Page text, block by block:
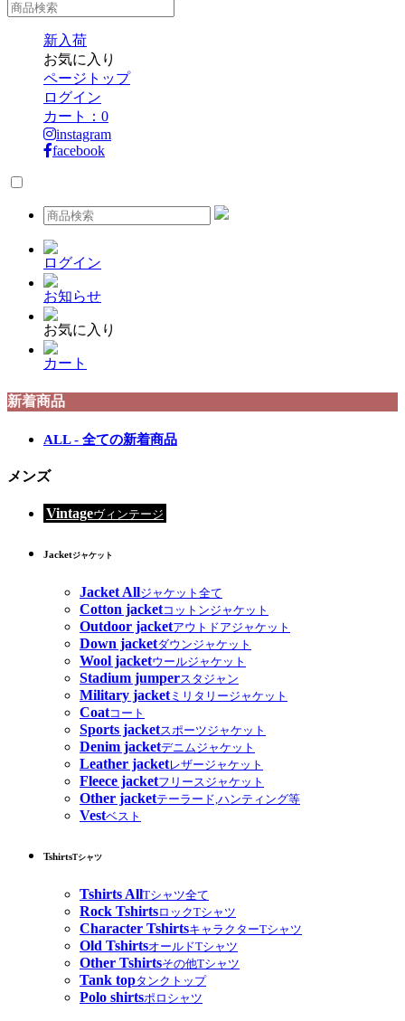
新入荷
お気に入り
ページトップ
ログイン
カート： 0
instagram
facebook
ログイン
お知らせ
お気に入り
カート
新着商品
ALL - 全ての新着商品
メンズ
Vintageヴィンテージ
Jacketジャケット
Jacket Allジャケット全て
Cotton jacketコットンジャケット
Outdoor jacketアウトドアジャケット
Down jacketダウンジャケット
Wool jacketウールジャケット
Stadium jumperスタジャン
Military jacketミリタリージャケット
Coatコート
Sports jacketスポーツジャケット
Denim jacketデニムジャケット
Leather jacketレザージャケット
Fleece jacketフリースジャケット
Other jacketテーラード,ハンティング等
Vestベスト
TshirtsTシャツ
Tshirts AllTシャツ全て
Rock TshirtsロックTシャツ
Character TshirtsキャラクターTシャツ
Old TshirtsオールドTシャツ
Other Tshirtsその他Tシャツ
Tank topタンクトップ
Polo shirtsポロシャツ